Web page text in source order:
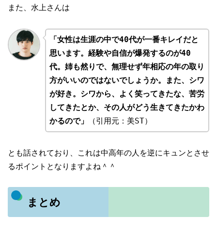
また、水上さんは
「女性は生涯の中で40代が一番キレイだと
思います。経験や自信が爆発するのが40
代。姉も然りで、無理せず年相応の年の取り
方がいいのではないでしょうか。また、シワ
が好き。シワから、よく笑ってきたな、苦労
してきたとか、その人がどう生きてきたかわ
かるので」
（引用元：美ST）
とも話されており、これは中高年の人を逆にキュンとさせ
るポイントとなりますよね＾＾
まとめ